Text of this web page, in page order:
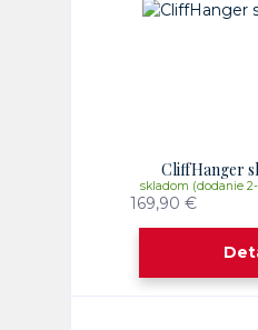
CliffHanger
169,90 €
skladom (dodanie